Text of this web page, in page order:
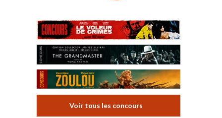
Voir tous les concours